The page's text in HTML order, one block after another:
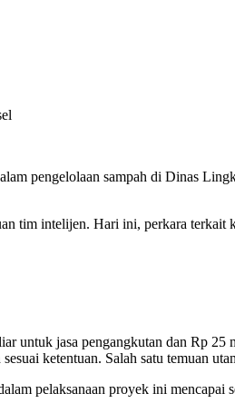
pengelolaan sampah di Dinas
tim intelijen. Hari ini, perkara terkait
untuk jasa pengangkutan dan Rp
ketentuan. Salah satu temuan
pelaksanaan proyek ini mencapai